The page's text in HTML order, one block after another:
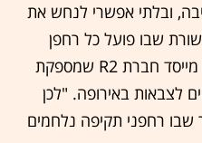
ובלתי אפשרי לנחש את
שבו פועל כל רחפן
ורחפן", אומר ד"ר יפתח ריכטר, מייסד חברת R2 שמספקת
לצבאות באירופה. "לכן
רחפני תקיפה נלחמים